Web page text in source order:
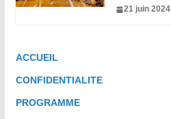
21 juin 2024
ACCUEIL
CONFIDENTIALITE
PROGRAMME